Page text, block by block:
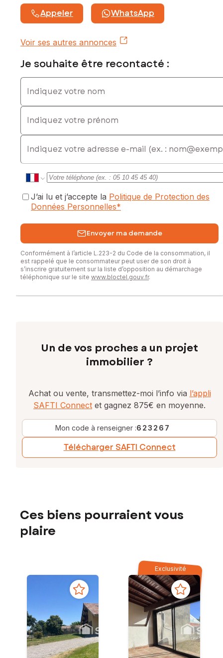
Appeler WhatsApp
Voir ses autres annonces
Je souhaite être recontacté :
Indiquez votre nom
Indiquez votre prénom
E-mail
J’ai lu et j’accepte la Politique de Protection des
Données Personnelles*
Envoyer ma demande
Conformément à l’article L.223-2 du Code de la consommation, il
est rappelé que le consommateur peut user de son droit à
s’inscrire gratuitement sur la liste d’opposition au démarchage
téléphonique sur le site www.bloctel.gouv.fr.
Un de vos proches a un projet
immobilier ?
Achat ou vente, transmettez-moi l’info via l’appli
SAFTI Connect et gagnez 875€ en moyenne.
Mon code à renseigner :623267
Télécharger SAFTI Connect
Ces biens pourraient vous
plaire
Exclusivité